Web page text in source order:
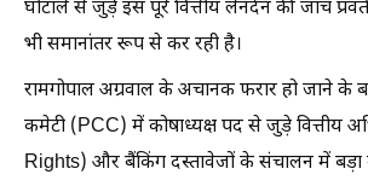
घोटाले से जुड़े इस पूरे वित्तीय लेनदेन की जांच
भी समानांतर रूप से कर रही है।
रामगोपाल अग्रवाल के अचानक फरार हो जाने के
कमेटी (PCC) में कोषाध्यक्ष पद से जुड़े वित्तीय
Rights) और बैंकिंग दस्तावेजों के संचालन में बड़ा